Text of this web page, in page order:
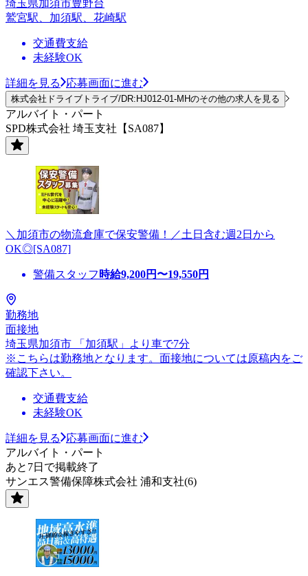
埼玉県加須市豊野台
鷲宮駅、加須駅、花崎駅
交通費支給
未経験OK
詳細を見る 応募画面に進む
株式会社ドライブトライブ/DR:HJ012-01-MHのその他の求人を見る
アルバイト・パート
SPD株式会社 埼玉支社【SA087】
＼加須市の物流倉庫で保安警備！／土日含む週2日から
OK◎[SA087]
警備スタッフ 時給9,200円〜19,550円
勤務地
面接地
埼玉県加須市 「加須駅」より車で7分
※こちらは勤務地となります。面接地については原稿内をご
確認下さい。
交通費支給
未経験OK
詳細を見る
応募画面に進む
アルバイト・パート
あと7日で掲載終了
サンエス警備保障株式会社 浦和支社(6)